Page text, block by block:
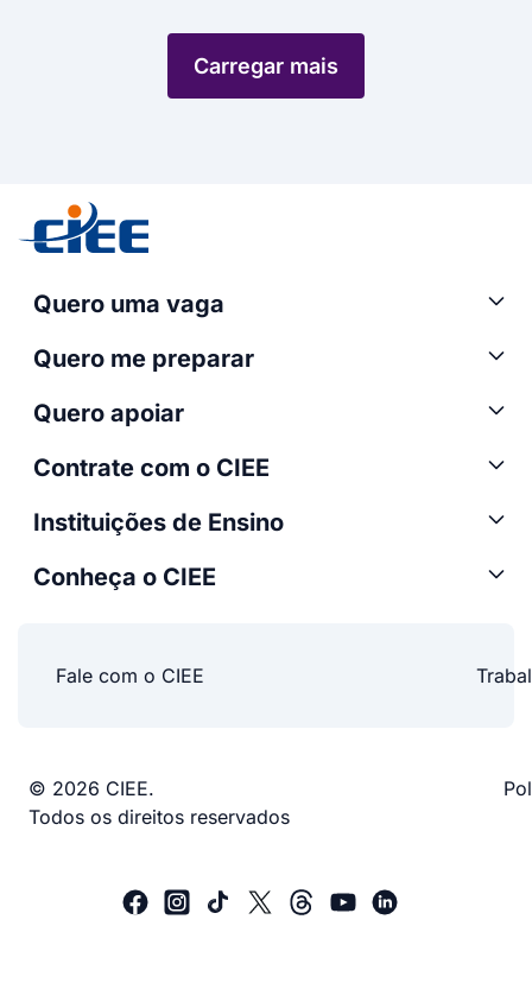
Carregar mais
Quero uma vaga
Quero me preparar
Quero apoiar
Contrate com o CIEE
Instituições de Ensino
Conheça o CIEE
Fale com o CIEE
© 2026 CIEE.
Todos os direitos reservados